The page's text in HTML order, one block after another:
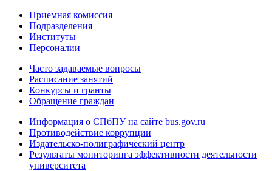
Приемная комиссия
Подразделения
Институты
Персоналии
Часто задаваемые вопросы
Расписание занятий
Конкурсы и гранты
Обращение граждан
Информация о СПбПУ на сайте bus.gov.ru
Противодействие коррупции
Издательско-полиграфический центр
Результаты мониторинга эффективности деятельности
университета